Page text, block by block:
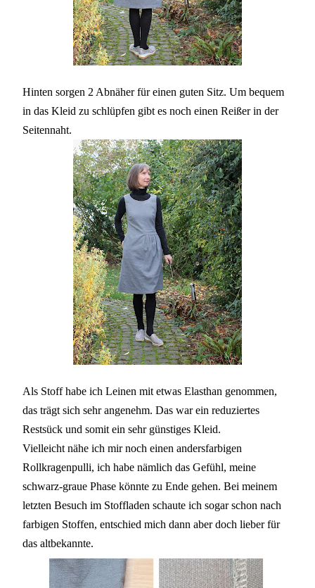
Hinten sorgen 2 Abnäher für einen guten Sitz. Um bequem
in das Kleid zu schlüpfen gibt es noch einen Reißer in der
Seitennaht.
Als Stoff habe ich Leinen mit etwas Elasthan genommen,
das trägt sich sehr angenehm. Das war ein reduziertes
Restsück und somit ein sehr günstiges Kleid.
Vielleicht nähe ich mir noch einen andersfarbigen
Rollkragenpulli, ich habe nämlich das Gefühl, meine
schwarz-graue Phase könnte zu Ende gehen. Bei meinem
letzten Besuch im Stoffladen schaute ich sogar schon nach
farbigen Stoffen, entschied mich dann aber doch lieber für
das altbekannte.